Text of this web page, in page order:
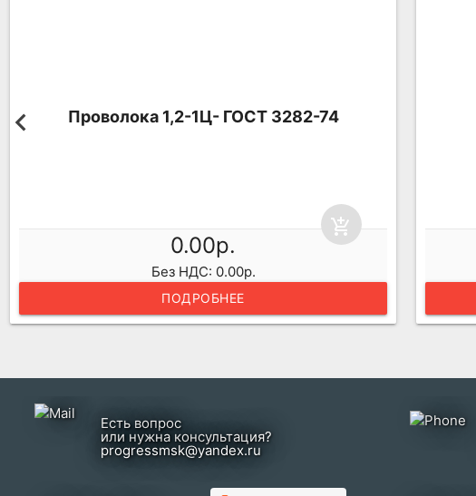
Проволока 1,2-1Ц- ГОСТ 3282-74
add_shopping_cart
0.00р.
Без НДС: 0.00р.
ПОДРОБНЕЕ
Есть вопрос
или нужна консультация?
progressmsk@yandex.ru